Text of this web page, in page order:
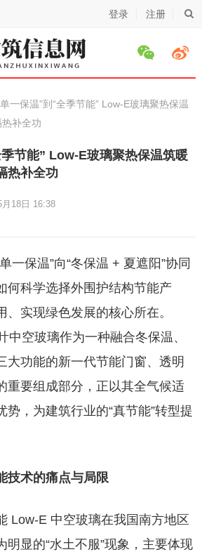
登录 注册
单一保温”到“全季节能” Low-E玻璃聚热保温
补全功
节能” Low-E玻璃聚热保温筑暖
热补全功
月18日 16:38
一保温”向“冬保温 + 夏遮阳”协同
何科学选择外围护结构节能产
、实现绿色发展的核心所在。
中空玻璃作为一种融合冬保温、
大功能的新一代节能门窗、透明
重要组成部分，正以其全气候适
势，为建筑行业的“真节能”转型提
技术的痛点与局限
Low-E 中空玻璃在我国南方地区
明显的“水土不服”现象，主要体现